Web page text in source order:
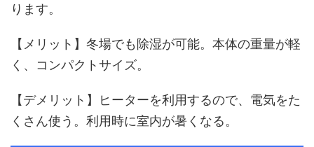
ります。
【メリット】冬場でも除湿が可能。本体の重量が軽
く、コンパクトサイズ。
【デメリット】ヒーターを利用するので、電気をた
くさん使う。利用時に室内が暑くなる。